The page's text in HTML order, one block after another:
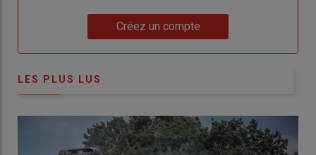
Créez un compte
LES PLUS LUS